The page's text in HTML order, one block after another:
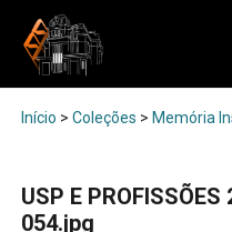
Início > Coleções > Memória
USP E
054.jpg